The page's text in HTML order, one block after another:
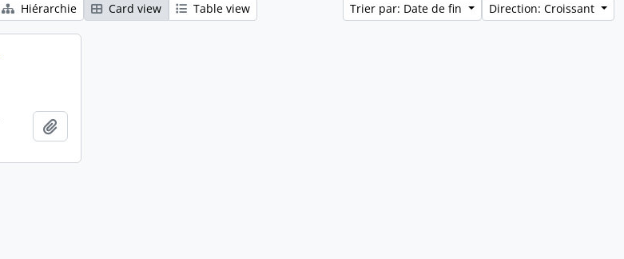
Hiérarchie Card view Table view Trier par: Date de fin Direction: Croissant